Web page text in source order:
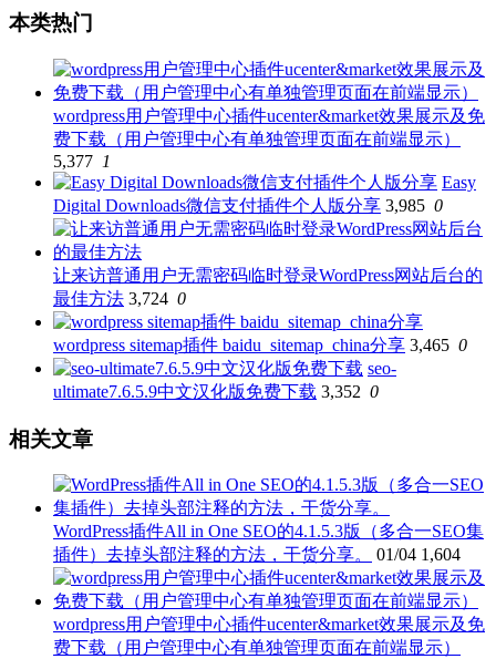
本类热门
wordpress用户管理中心插件ucenter&market效果展示及免
费下载（用户管理中心有单独管理页面在前端显示）
5,377 1
Easy
Digital Downloads微信支付插件个人版分享 3,985 0
让来访普通用户无需密码临时登录WordPress网站后台的
最佳方法 3,724 0
wordpress sitemap插件 baidu_sitemap_china分享 3,465 0
seo-
ultimate7.6.5.9中文汉化版免费下载 3,352 0
相关文章
WordPress插件All in One SEO的4.1.5.3版（多合一SEO集
插件）去掉头部注释的方法，干货分享。
01/04 1,604
wordpress用户管理中心插件ucenter&market效果展示及免
费下载（用户管理中心有单独管理页面在前端显示）